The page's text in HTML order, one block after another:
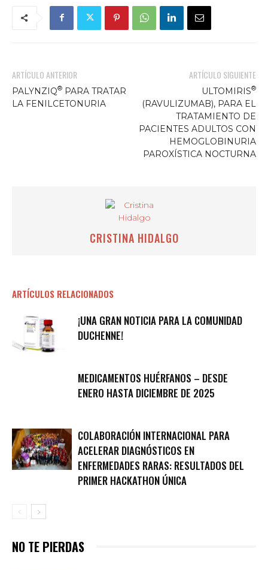
ARTÍCULO ANTERIOR
PALYNZIQ® PARA TRATAR
LA FENILCETONURIA
ARTÍCULO SIGUIENTE
ULTOMIRIS®
(RAVULIZUMAB), PARA EL
TRATAMIENTO DE
PACIENTES ADULTOS CON
HEMOGLOBINURIA
PAROXÍSTICA NOCTURNA
CRISTINA HIDALGO
ARTÍCULOS RELACIONADOS
¡UNA GRAN NOTICIA PARA LA COMUNIDAD
DUCHENNE!
MEDICAMENTOS HUÉRFANOS – DESDE
ENERO HASTA DICIEMBRE DE 2025
COLABORACIÓN INTERNACIONAL PARA
ACELERAR DIAGNÓSTICOS EN
ENFERMEDADES RARAS: RESULTADOS DEL
PRIMER HACKATHON ÚNICA
NO TE PIERDAS